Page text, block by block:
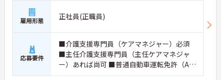
雇用形態 正社員(正職員)
応募要件
■介護支援専門員（ケアマネジャー）必須
■主任介護支援専門員（主任ケアマネジャ
ー）あれば尚可 ■普通自動車運転免許（AT
限定可）あれば尚可